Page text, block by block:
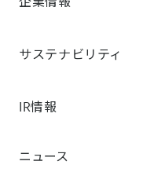
サステナビリティ
IR情報
ニュース